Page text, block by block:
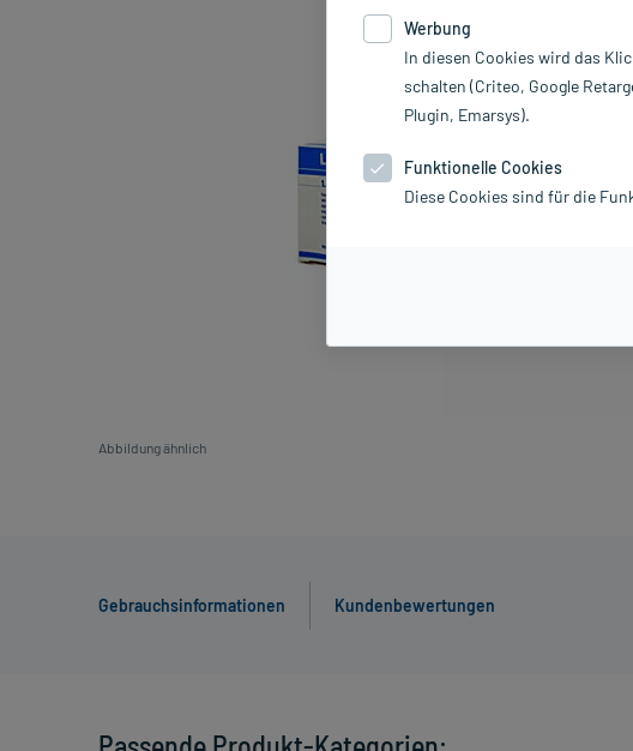
Abbildung ähnlich
Gebrauchsinformationen Kundenbewertungen
Werbung
In diesen Cookies wird das
schalten (Criteo, Google
Plugin, Emarsys).
Funktionelle Cookies
Diese Cookies sind für die